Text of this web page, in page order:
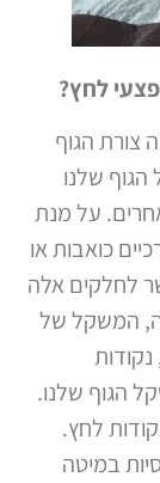
לחץ?
הגוף
שלנו
על מנת
כואבות או
לחלקים אלה
המשקל של
הגוף שלנו.
לחץ.
במיטה